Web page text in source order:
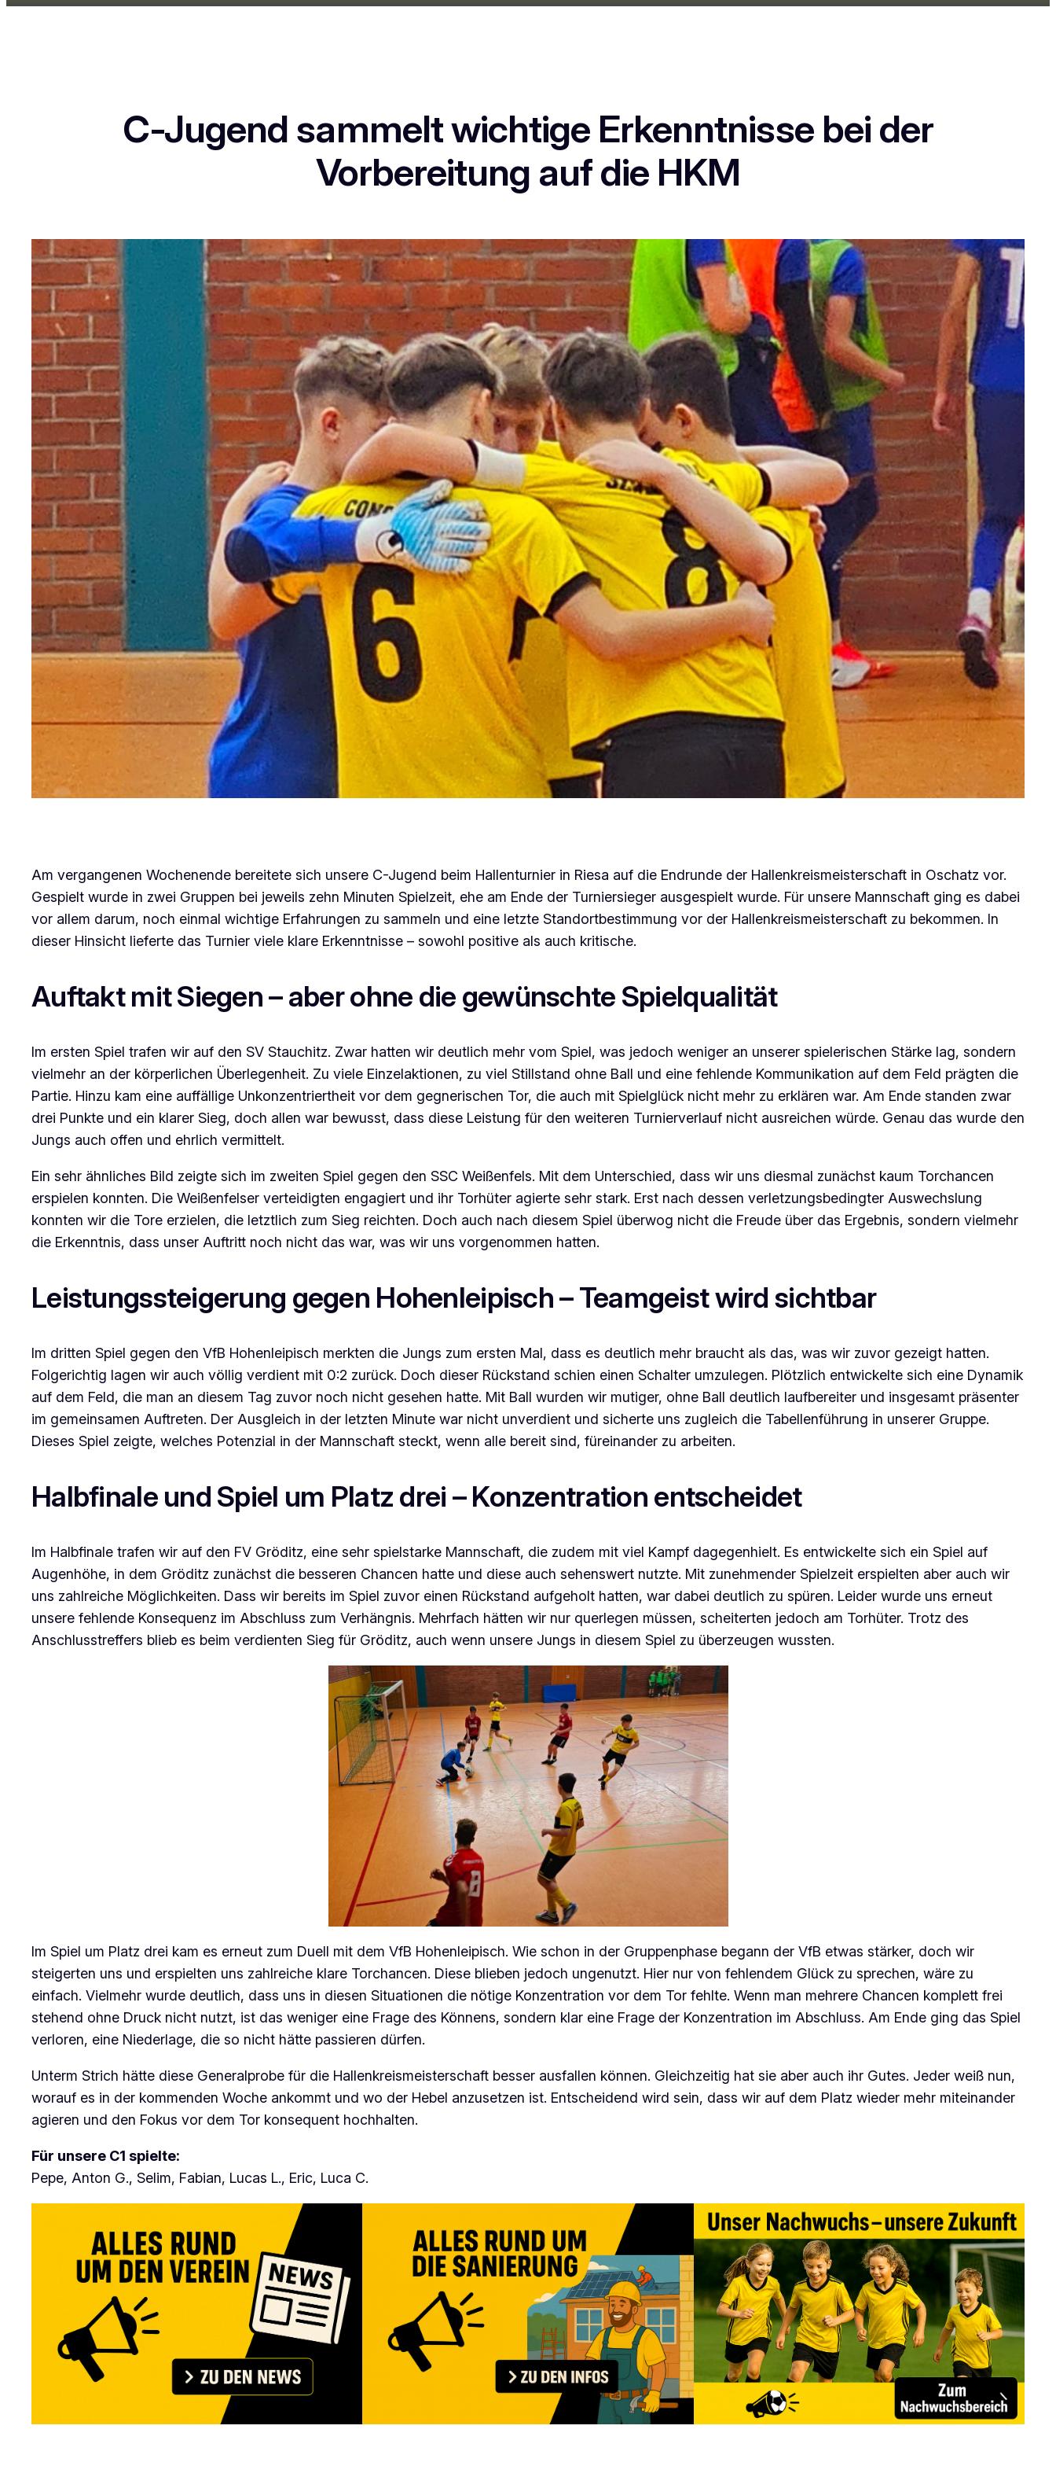
C-Jugend sammelt wichtige Erkenntnisse bei der
Vorbereitung auf die HKM
Am vergangenen Wochenende bereitete sich unsere C-Jugend beim Hallenturnier in Riesa auf die Endrunde der Hallenkreismeisterschaft in Oschatz vor.
Gespielt wurde in zwei Gruppen bei jeweils zehn Minuten Spielzeit, ehe am Ende der Turniersieger ausgespielt wurde. Für unsere Mannschaft ging es dabei
vor allem darum, noch einmal wichtige Erfahrungen zu sammeln und eine letzte Standortbestimmung vor der Hallenkreismeisterschaft zu bekommen. In
dieser Hinsicht lieferte das Turnier viele klare Erkenntnisse – sowohl positive als auch kritische.
Auftakt mit Siegen – aber ohne die gewünschte Spielqualität
Im ersten Spiel trafen wir auf den SV Stauchitz. Zwar hatten wir deutlich mehr vom Spiel, was jedoch weniger an unserer spielerischen Stärke lag, sondern
vielmehr an der körperlichen Überlegenheit. Zu viele Einzelaktionen, zu viel Stillstand ohne Ball und eine fehlende Kommunikation auf dem Feld prägten die
Partie. Hinzu kam eine auffällige Unkonzentriertheit vor dem gegnerischen Tor, die auch mit Spielglück nicht mehr zu erklären war. Am Ende standen zwar
drei Punkte und ein klarer Sieg, doch allen war bewusst, dass diese Leistung für den weiteren Turnierverlauf nicht ausreichen würde. Genau das wurde den
Jungs auch offen und ehrlich vermittelt.
Ein sehr ähnliches Bild zeigte sich im zweiten Spiel gegen den SSC Weißenfels. Mit dem Unterschied, dass wir uns diesmal zunächst kaum Torchancen
erspielen konnten. Die Weißenfelser verteidigten engagiert und ihr Torhüter agierte sehr stark. Erst nach dessen verletzungsbedingter Auswechslung
konnten wir die Tore erzielen, die letztlich zum Sieg reichten. Doch auch nach diesem Spiel überwog nicht die Freude über das Ergebnis, sondern vielmehr
die Erkenntnis, dass unser Auftritt noch nicht das war, was wir uns vorgenommen hatten.
Leistungssteigerung gegen Hohenleipisch – Teamgeist wird sichtbar
Im dritten Spiel gegen den VfB Hohenleipisch merkten die Jungs zum ersten Mal, dass es deutlich mehr braucht als das, was wir zuvor gezeigt hatten.
Folgerichtig lagen wir auch völlig verdient mit 0:2 zurück. Doch dieser Rückstand schien einen Schalter umzulegen. Plötzlich entwickelte sich eine Dynamik
auf dem Feld, die man an diesem Tag zuvor noch nicht gesehen hatte. Mit Ball wurden wir mutiger, ohne Ball deutlich laufbereiter und insgesamt präsenter
im gemeinsamen Auftreten. Der Ausgleich in der letzten Minute war nicht unverdient und sicherte uns zugleich die Tabellenführung in unserer Gruppe.
Dieses Spiel zeigte, welches Potenzial in der Mannschaft steckt, wenn alle bereit sind, füreinander zu arbeiten.
Halbfinale und Spiel um Platz drei – Konzentration entscheidet
Im Halbfinale trafen wir auf den FV Gröditz, eine sehr spielstarke Mannschaft, die zudem mit viel Kampf dagegenhielt. Es entwickelte sich ein Spiel auf
Augenhöhe, in dem Gröditz zunächst die besseren Chancen hatte und diese auch sehenswert nutzte. Mit zunehmender Spielzeit erspielten aber auch wir
uns zahlreiche Möglichkeiten. Dass wir bereits im Spiel zuvor einen Rückstand aufgeholt hatten, war dabei deutlich zu spüren. Leider wurde uns erneut
unsere fehlende Konsequenz im Abschluss zum Verhängnis. Mehrfach hätten wir nur querlegen müssen, scheiterten jedoch am Torhüter. Trotz des
Anschlusstreffers blieb es beim verdienten Sieg für Gröditz, auch wenn unsere Jungs in diesem Spiel zu überzeugen wussten.
Im Spiel um Platz drei kam es erneut zum Duell mit dem VfB Hohenleipisch. Wie schon in der Gruppenphase begann der VfB etwas stärker, doch wir
steigerten uns und erspielten uns zahlreiche klare Torchancen. Diese blieben jedoch ungenutzt. Hier nur von fehlendem Glück zu sprechen, wäre zu
einfach. Vielmehr wurde deutlich, dass uns in diesen Situationen die nötige Konzentration vor dem Tor fehlte. Wenn man mehrere Chancen komplett frei
stehend ohne Druck nicht nutzt, ist das weniger eine Frage des Könnens, sondern klar eine Frage der Konzentration im Abschluss. Am Ende ging das Spiel
verloren, eine Niederlage, die so nicht hätte passieren dürfen.
Unterm Strich hätte diese Generalprobe für die Hallenkreismeisterschaft besser ausfallen können. Gleichzeitig hat sie aber auch ihr Gutes. Jeder weiß nun,
worauf es in der kommenden Woche ankommt und wo der Hebel anzusetzen ist. Entscheidend wird sein, dass wir auf dem Platz wieder mehr miteinander
agieren und den Fokus vor dem Tor konsequent hochhalten.
Für unsere C1 spielte:
Pepe, Anton G., Selim, Fabian, Lucas L., Eric, Luca C.